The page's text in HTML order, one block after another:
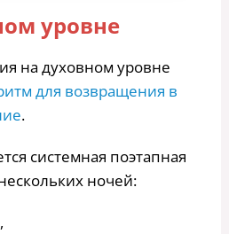
уровне
на духовном уровне
для возвращения в
.
системная поэтапная
ночей: